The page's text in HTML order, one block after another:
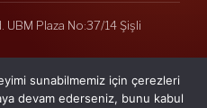
UBM Plaza No:37/14 Şişli
sunabilmemiz için çerezleri
devam ederseniz, bunu kabul